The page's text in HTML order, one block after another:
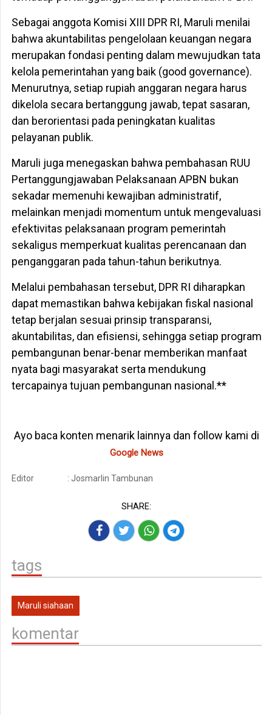
Sebagai anggota Komisi XIII DPR RI, Maruli menilai
bahwa akuntabilitas pengelolaan keuangan negara
merupakan fondasi penting dalam mewujudkan tata
kelola pemerintahan yang baik (good governance).
Menurutnya, setiap rupiah anggaran negara harus
dikelola secara bertanggung jawab, tepat sasaran,
dan berorientasi pada peningkatan kualitas
pelayanan publik.
Maruli juga menegaskan bahwa pembahasan RUU
Pertanggungjawaban Pelaksanaan APBN bukan
sekadar memenuhi kewajiban administratif,
melainkan menjadi momentum untuk mengevaluasi
efektivitas pelaksanaan program pemerintah
sekaligus memperkuat kualitas perencanaan dan
penganggaran pada tahun-tahun berikutnya.
Melalui pembahasan tersebut, DPR RI diharapkan
dapat memastikan bahwa kebijakan fiskal nasional
tetap berjalan sesuai prinsip transparansi,
akuntabilitas, dan efisiensi, sehingga setiap program
pembangunan benar-benar memberikan manfaat
nyata bagi masyarakat serta mendukung
tercapainya tujuan pembangunan nasional.**
Ayo baca konten menarik lainnya dan follow kami di
Google News
Editor : Josmarlin Tambunan
SHARE:
tags
Maruli siahaan
komentar